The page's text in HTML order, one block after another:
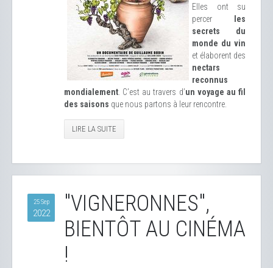
Elles ont su
percer
les
secrets du
monde du vin
et élaborent des
nectars
reconnus
mondialement . C’est au travers d’un voyage au fil
des saisons que nous partons à leur rencontre.
LIRE LA SUITE
25 Sep
2022
"VIGNERONNES",
BIENTÔT AU CINÉMA
!